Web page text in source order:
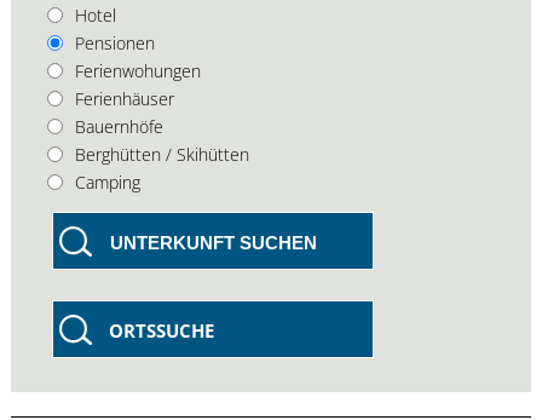
Hotel
Pensionen
Ferienwohungen
Ferienhäuser
Bauernhöfe
Berghütten / Skihütten
Camping
UNTERKUNFT SUCHEN
ORTSSUCHE